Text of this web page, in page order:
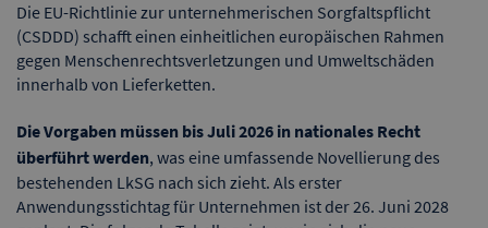
Die EU-Richtlinie zur unternehmerischen Sorgfaltspflicht
(CSDDD) schafft einen einheitlichen europäischen Rahmen
gegen Menschenrechtsverletzungen und Umweltschäden
innerhalb von Lieferketten.
Die Vorgaben müssen bis Juli 2026 in nationales Recht
überführt werden, was eine umfassende Novellierung des
bestehenden LkSG nach sich zieht. Als erster
Anwendungsstichtag für Unternehmen ist der 26. Juni 2028